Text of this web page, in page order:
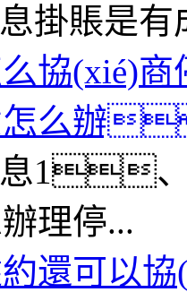
息掛賬
么協(xié)
怎么辦
息1、
理停...
約還可